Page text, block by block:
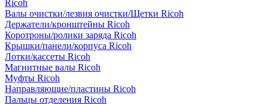
Ricoh
Валы очистки/лезвия очистки/Щетки Ricoh
Держатели/кронштейны Ricoh
Коротроны/ролики заряда Ricoh
Крышки/панели/корпуса Ricoh
Лотки/кассеты Ricoh
Магнитные валы Ricoh
Муфты Ricoh
Направляющие/пластины Ricoh
Пальцы отделения Ricoh